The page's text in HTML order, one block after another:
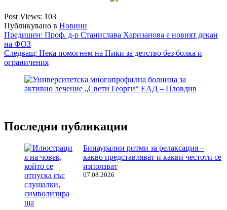
Post Views: 103
Публикувано в Новини
Навигация
Предишен: Проф. д-р Станислава Харизанова е новият декан
на ФОЗ
Следващ: Нека помогнем на Ники за детство без болка и
ограничения
Последни публикации
Бинаурални ритми за релаксация –
какво представляват и какви честоти се
използват
07.08.2026